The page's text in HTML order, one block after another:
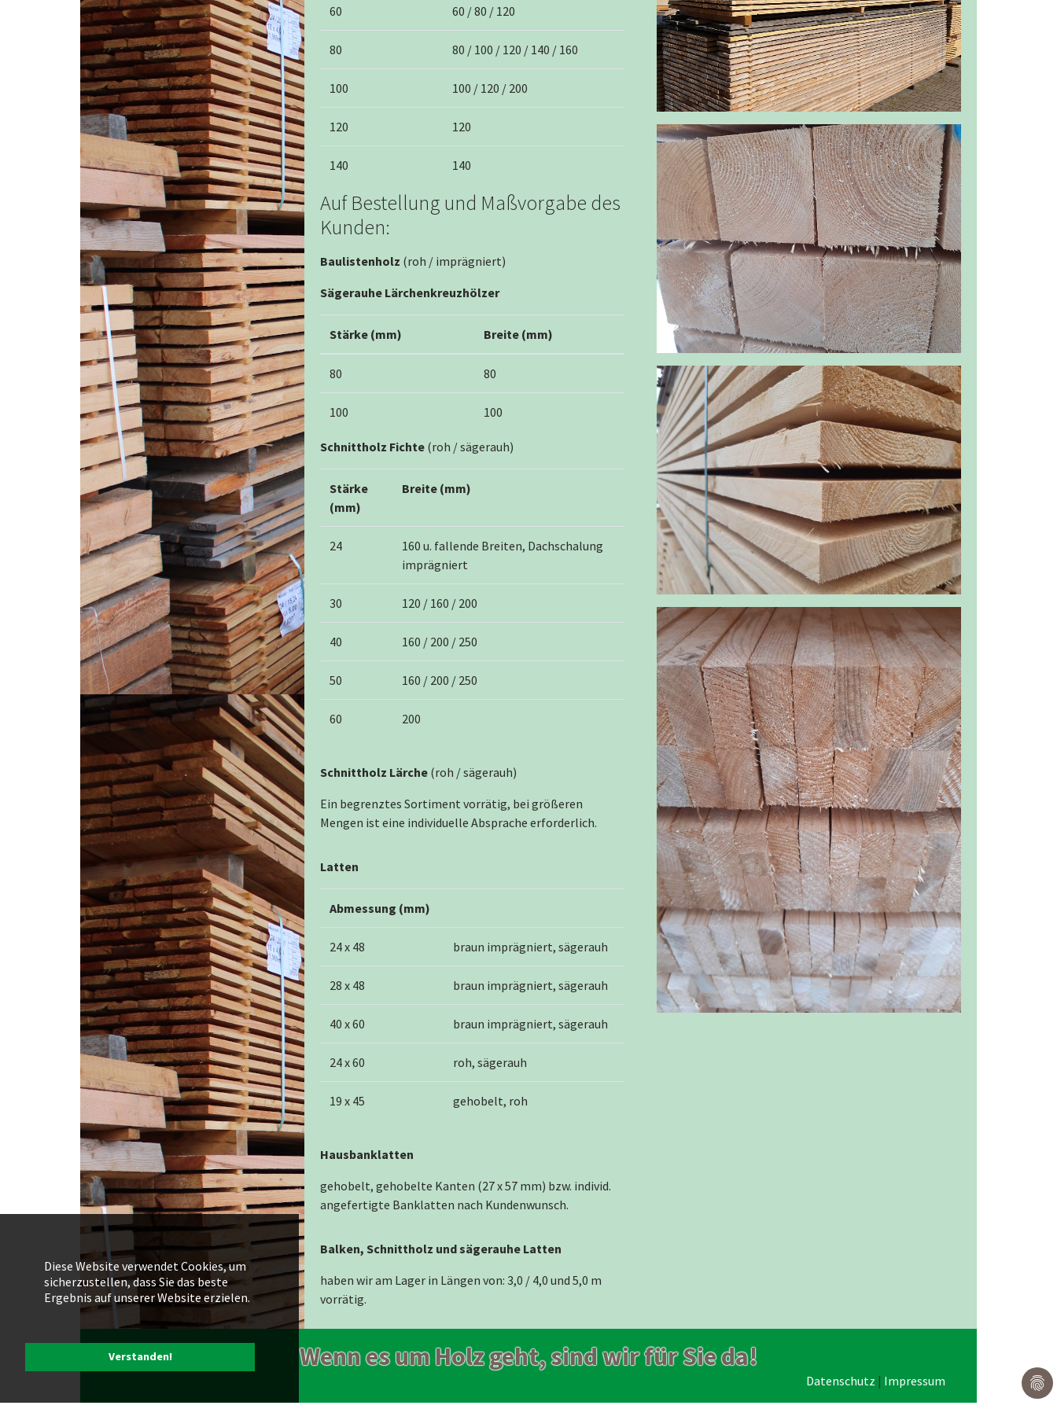
Diese Website verwendet Cookies, um
sicherzustellen, dass Sie das beste
Ergebnis auf unserer Website erzielen.
Verstanden!
60 60 / 80 / 120
80 80 / 100 / 120 / 140 / 160
100 100 / 120 / 200
120 120
140 140
Auf Bestellung und Maßvorgabe des
Kunden:
Baulistenholz (roh / imprägniert)
Sägerauhe Lärchenkreuzhölzer
Stärke (mm) Breite (mm)
80 80
100 100
Schnittholz Fichte (roh / sägerauh)
Stärke
(mm)
Breite (mm)
24
160 u. fallende Breiten, Dachschalung
imprägniert
30 120 / 160 / 200
40 160 / 200 / 250
50 160 / 200 / 250
60 200
Schnittholz Lärche (roh / sägerauh)
Ein begrenztes Sortiment vorrätig, bei größeren
Mengen ist eine individuelle Absprache erforderlich.
Latten
Abmessung (mm)
24 x 48 braun imprägniert, sägerauh
28 x 48 braun imprägniert, sägerauh
40 x 60 braun imprägniert, sägerauh
24 x 60 roh, sägerauh
19 x 45 gehobelt, roh
Hausbanklatten
gehobelt, gehobelte Kanten (27 x 57 mm) bzw. individ.
angefertigte Banklatten nach Kundenwunsch.
Balken, Schnittholz und sägerauhe Latten
haben wir am Lager in Längen von: 3,0 / 4,0 und 5,0 m
vorrätig.
Wenn es um Holz geht, sind wir für Sie da!
Datenschutz | Impressum